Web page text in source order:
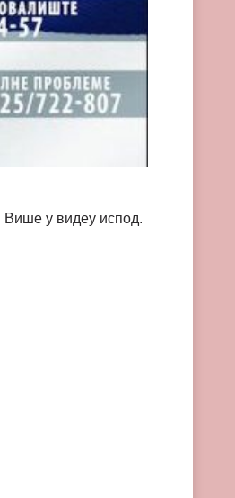
Више у видеу испод.